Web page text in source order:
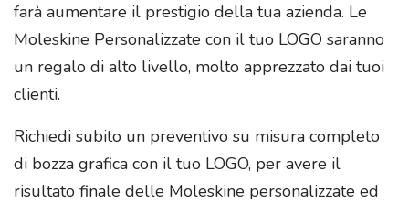
farà aumentare il prestigio della tua azienda. Le
Moleskine Personalizzate con il tuo LOGO saranno
un regalo di alto livello, molto apprezzato dai tuoi
clienti.
Richiedi subito un preventivo su misura completo
di bozza grafica con il tuo LOGO, per avere il
risultato finale delle Moleskine personalizzate ed